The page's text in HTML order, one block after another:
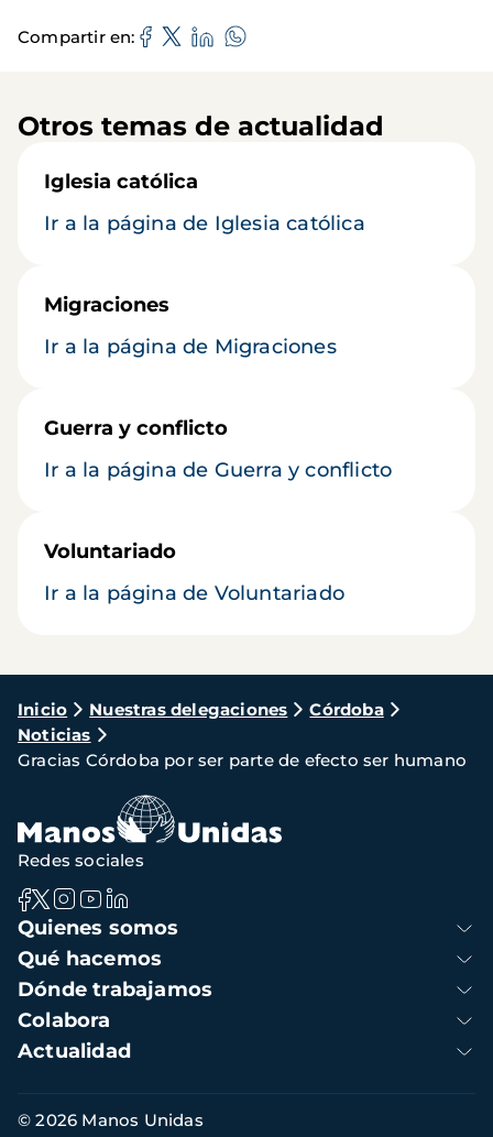
Compartir en
Otros temas de actualidad
Iglesia católica
Ir a la página de Iglesia católica
Migraciones
Ir a la página de Migraciones
Guerra y conflicto
Ir a la página de Guerra y conflicto
Voluntariado
Ir a la página de Voluntariado
Ruta
de
navegación
Inicio Nuestras delegaciones
Córdoba
Noticias
Gracias Córdoba por ser parte de efecto ser humano
Navegación
principal
Quienes somos
Qué hacemos
Dónde trabajamos
Colabora
Actualidad
Redes sociales
Información
© 2026 Manos Unidas